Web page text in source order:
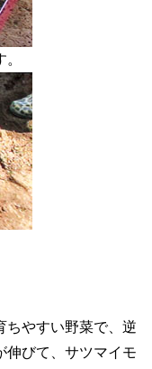
ちやすい野菜で、逆
伸びて、サツマイモ